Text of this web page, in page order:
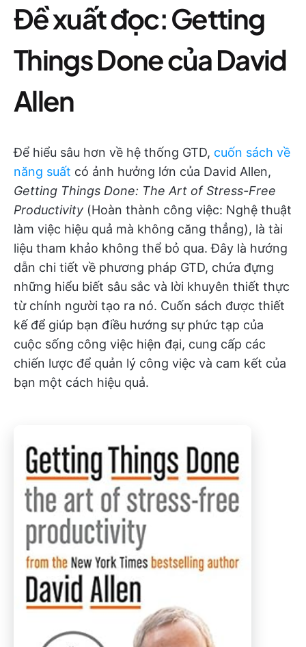
Đề xuất đọc: Getting
Things Done của David
Allen
Để hiểu sâu hơn về hệ thống GTD, cuốn sách về
năng suất có ảnh hưởng lớn của David Allen,
Getting Things Done: The Art of Stress-Free
Productivity (Hoàn thành công việc: Nghệ thuật
làm việc hiệu quả mà không căng thẳng), là tài
liệu tham khảo không thể bỏ qua. Đây là hướng
dẫn chi tiết về phương pháp GTD, chứa đựng
những hiểu biết sâu sắc và lời khuyên thiết thực
từ chính người tạo ra nó. Cuốn sách được thiết
kế để giúp bạn điều hướng sự phức tạp của
cuộc sống công việc hiện đại, cung cấp các
chiến lược để quản lý công việc và cam kết của
bạn một cách hiệu quả.